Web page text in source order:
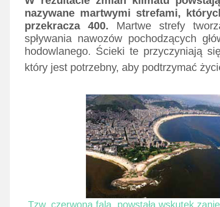
nazywane martwymi strefami,
przekracza 400. Martwe strefy
spływania nawozów pochodzących
hodowlanego. Ścieki te przyczyniają
który jest potrzebny, aby podtrzymać
Tzw. czerwona fala, powstała wskutek